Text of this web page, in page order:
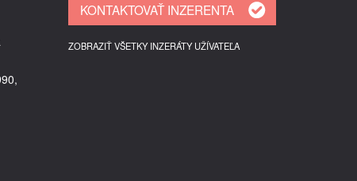
ZOBRAZIŤ VŠETKY INZERÁTY UŽÍVATEĽA